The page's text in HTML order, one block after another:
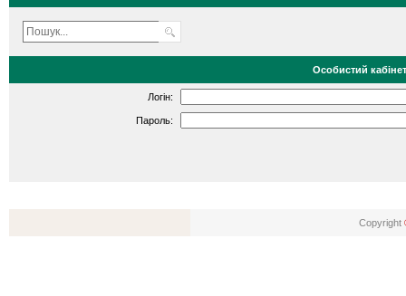
Особистий кабінет
Логін:
Пароль:
Copyright